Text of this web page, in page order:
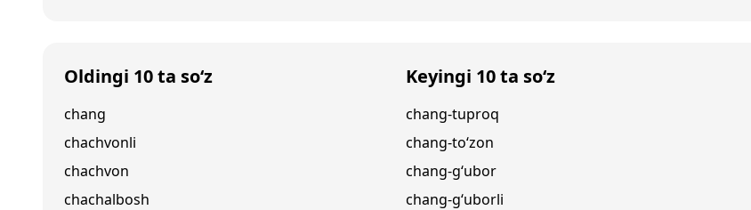
Oldingi 10 ta so‘z
chang
chachvonli
chachvon
chachalbosh
Keyingi 10 ta so‘z
chang-tuproq
chang-to‘zon
chang-g‘ubor
chang-g‘uborli